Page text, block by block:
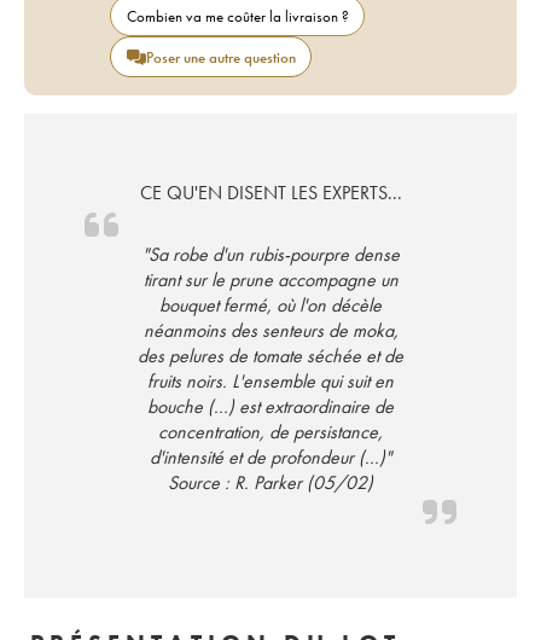
Combien va me coûter la livraison ?
Poser une autre question
CE QU'EN DISENT LES EXPERTS...
"Sa robe d'un rubis-pourpre dense
tirant sur le prune accompagne un
bouquet fermé, où l'on décèle
néanmoins des senteurs de moka,
des pelures de tomate séchée et de
fruits noirs. L'ensemble qui suit en
bouche (...) est extraordinaire de
concentration, de persistance,
d'intensité et de profondeur (...)"
Source : R. Parker (05/02)